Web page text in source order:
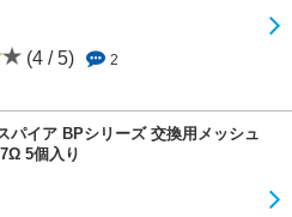
(4 / 5) 2
パイア BPシリーズ 交換用メッシュ
5個入り